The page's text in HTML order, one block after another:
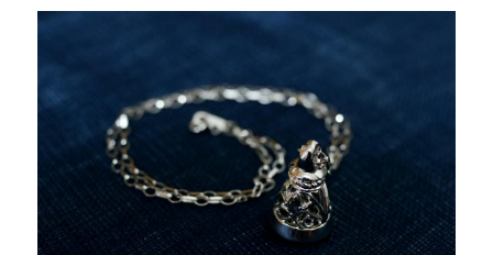
キ
プ
お
に！
あ
に
最